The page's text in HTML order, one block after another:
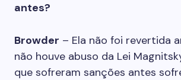
antes?
Browder – Ela não foi revertida
não houve abuso da Lei
que sofreram sanções antes